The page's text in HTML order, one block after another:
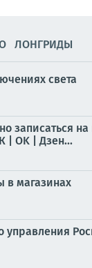
ЛОНГРИДЫ
света
| OK | Дзен...
в магазинах
управления